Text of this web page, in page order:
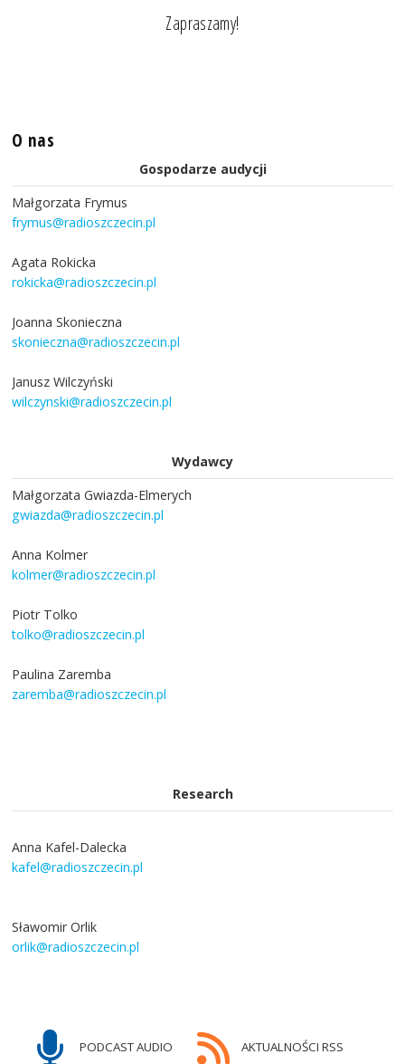
Zapraszamy!
O nas
Gospodarze audycji
Małgorzata Frymus
frymus@radioszczecin.pl
Agata Rokicka
rokicka@radioszczecin.pl
Joanna Skonieczna
skonieczna@radioszczecin.pl
Janusz Wilczyński
wilczynski@radioszczecin.pl
Wydawcy
Małgorzata Gwiazda-Elmerych
gwiazda@radioszczecin.pl
Anna Kolmer
kolmer@radioszczecin.pl
Piotr Tolko
tolko@radioszczecin.pl
Paulina Zaremba
zaremba@radioszczecin.pl
Research
Anna Kafel-Dalecka
kafel@radioszczecin.pl
Sławomir Orlik
orlik@radioszczecin.pl
PODCAST AUDIO AKTUALNOŚCI RSS